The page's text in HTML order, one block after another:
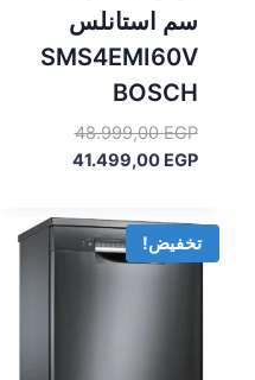
سم استانلس
SMS4EMI60V
BOSCH
48.999,00EGP
السعر
الأصلي
48.999,00 EGP.
41.499,00 EGP
السعر
هو:
41.499,00 EGP.
تخفيض!